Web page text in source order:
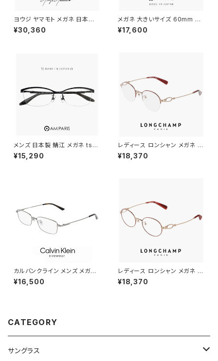
ヨウジ ヤマモト メガネ 日本製 1
9-0112 3 c03 Yohji Yamam
oto 鯖江 メンズ 眼鏡 ブランド
¥30,360
メガネ 大きいサイズ 60mm NT
-6002 12 日本製 AMIPARIS
メンズ 眼鏡 XLサイズ ビッグ フ
¥17,600
メンズ 日本製 鯖江 メガネ ts-8
061 19 amiparis 眼鏡 チタン
フレーム ts8061 アミパリ ナイ
¥15,290
レディース ロンシャン メガネ lo
2549lbj-734 46mm longch
amp 眼鏡 かわいい おしゃれ
¥18,370
カルバンクライン メンズ メガネ
ck21114a-008 calvin klein
眼鏡 ck21114a めがね カルバ
¥16,500
レディース ロンシャン メガネ lo
2550lbj-734 48mm longch
amp 眼鏡 かわいい おしゃれ オ
¥18,370
CATEGORY
サングラス